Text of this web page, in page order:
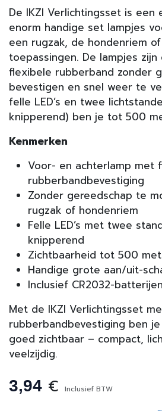
De IKZI Verlichtingsset is een
enorm handige set lampjes
een rugzak, de hondenriem
toepassingen. De lampjes zijn
flexibele rubberband zonder
bevestigen en snel weer te
felle LED’s en twee
knipperend) ben je tot 500
Kenmerken
Voor- en achterlamp met
rubberbandbevestiging
Zonder gereedschap te
rugzak of hondenriem
Felle LED’s met twee
knipperend
Zichtbaarheid tot 500
Handige grote aan/uit-
Inclusief CR2032-batterijen
Met de IKZI Verlichtingsset
rubberbandbevestiging ben
goed zichtbaar – compact,
veelzijdig.
3,94 € Inclusief BTW